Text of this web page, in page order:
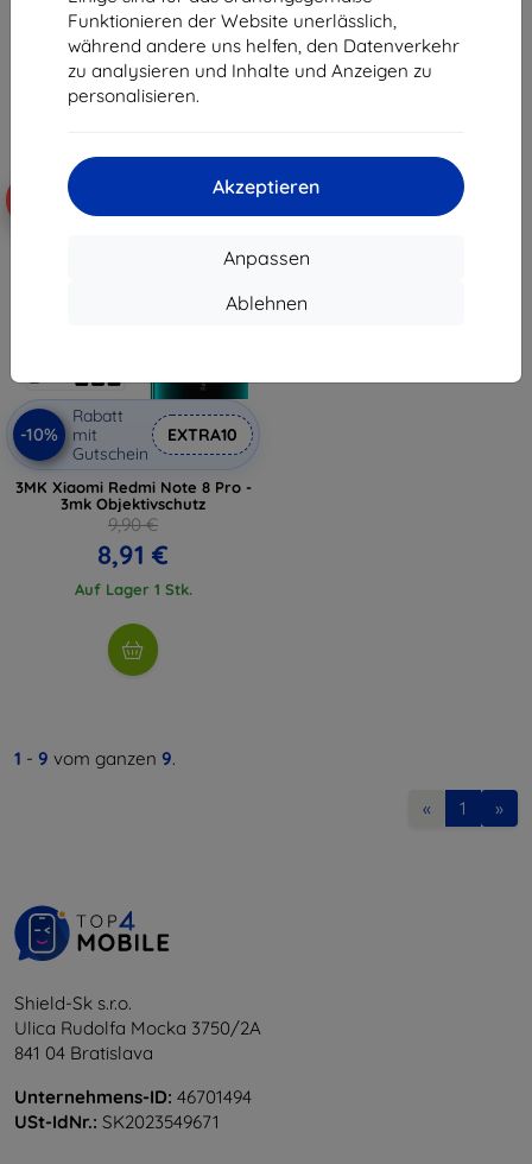
Funktionieren der Website unerlässlich,
während andere uns helfen, den Datenverkehr
zu analysieren und Inhalte und Anzeigen zu
personalisieren.
Akzeptieren
Anpassen
Ablehnen
9,81 €
Auf Lager > 5 Stk.
8,91 €
Auf Lager 2 Stk.
-10%
Rabatt
mit
Gutschein
EXTRA10
3MK Xiaomi Redmi Note 8 Pro -
3mk Objektivschutz
9,90 €
8,91 €
Auf Lager 1 Stk.
1 - 9 vom ganzen 9.
« 1 »
Shield-Sk s.r.o.
Ulica Rudolfa Mocka 3750/2A
841 04 Bratislava
Unternehmens-ID: 46701494
USt-IdNr.: SK2023549671